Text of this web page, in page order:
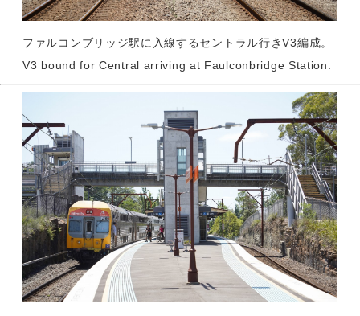
ファルコンブリッジ駅に入線するセントラル行きV3編成。
V3 bound for Central arriving at Faulconbridge Station.